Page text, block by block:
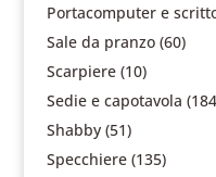
Portacomputer e
Sale da pranzo (60)
Scarpiere (10)
Sedie e capotavola
Shabby (51)
Specchiere (135)